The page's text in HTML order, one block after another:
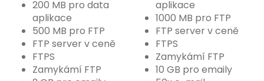
200 MB pro data
aplikace
500 MB pro FTP
FTP server v ceně
FTPS
Zamykámí FTP
aplikace
1000 MB pro FTP
FTP server v ceně
FTPS
Zamykámí FTP
10 GB pro emaily